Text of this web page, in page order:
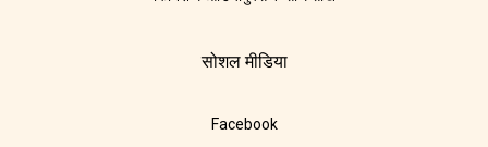
सोशल मीडिया
Facebook